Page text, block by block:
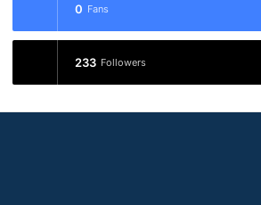
0 Fans
233 Followers